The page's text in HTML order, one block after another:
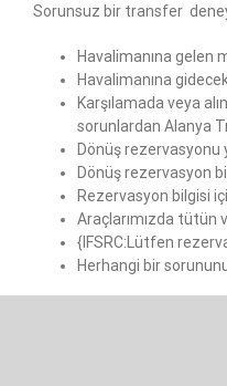
Sorunsuz bir transfer
Havalimanına gelen
Havalimanına
Karşılamada veya
sorunlardan Alanya
Dönüş rezervasyonu
Dönüş rezervasyon
Rezervasyon bilgisi
Araçlarımızda tütün
{IFSRC:Lütfen
Herhangi bir